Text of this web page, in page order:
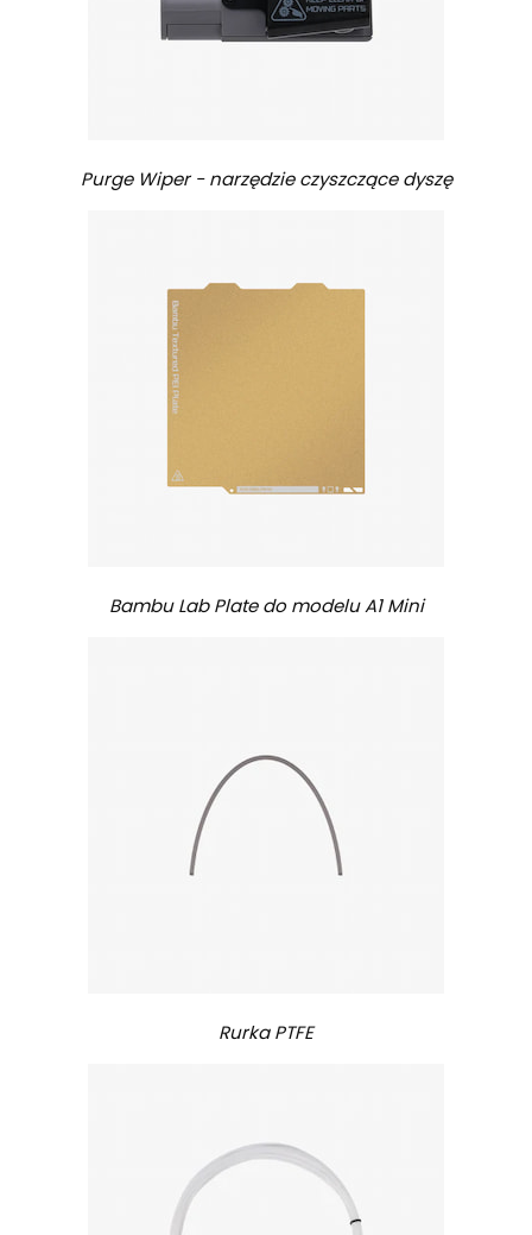
Purge Wiper - narzędzie czyszczące dyszę
Bambu Lab Plate do modelu A1 Mini
Rurka PTFE